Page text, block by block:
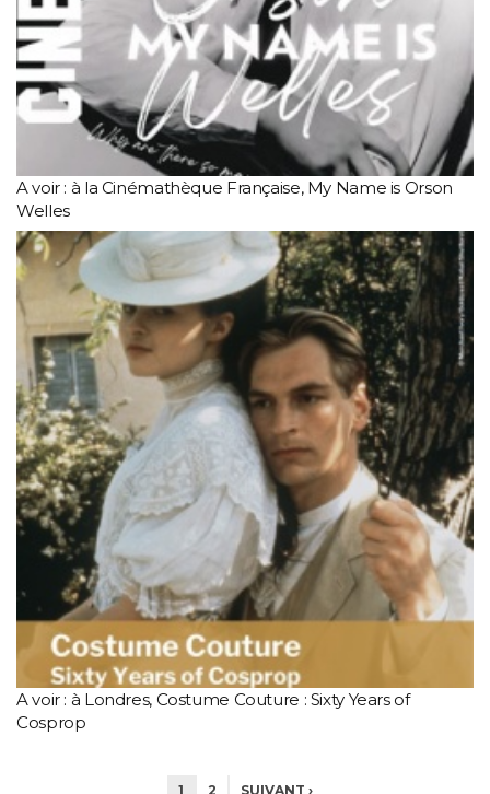
A voir : à la Cinémathèque Française, My Name is Orson
Welles
A voir : à Londres, Costume Couture : Sixty Years of
Cosprop
1 2 SUIVANT ›